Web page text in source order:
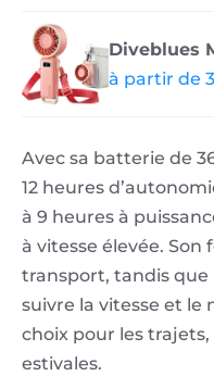
Diveblues
à partir de
Avec sa batterie de
12 heures
à 9 heures à
à vitesse élevée.
transport, tandis que
suivre la vitesse et le
choix pour les
estivales.